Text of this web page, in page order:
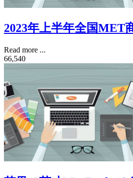
2023年上半年全国MET
Read more ...
66,540